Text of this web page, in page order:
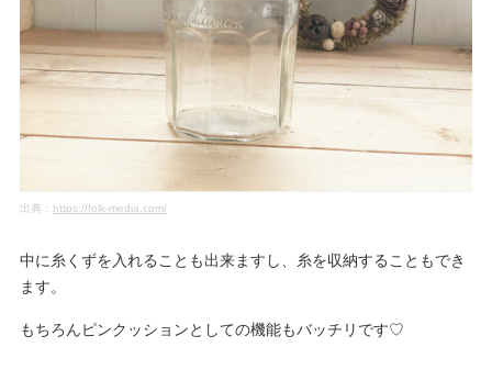
出典： https://folk-media.com/
中に糸くずを入れることも出来ますし、糸を収納することもでき
ます。
もちろんピンクッションとしての機能もバッチリです♡